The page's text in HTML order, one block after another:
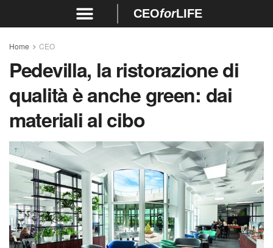
CEOforLIFE
Home CEO
Pedevilla, la ristorazione di
qualità è anche green: dai
materiali al cibo